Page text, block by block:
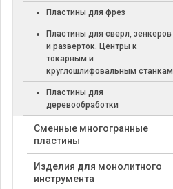
Пластины для фрез
Пластины для сверл, зенкеров
и разверток. Центры к
токарным и
круглошлифовальным станкам
Пластины для
деревообработки
Cменные многогранные
пластины
Изделия для монолитного
инструмента